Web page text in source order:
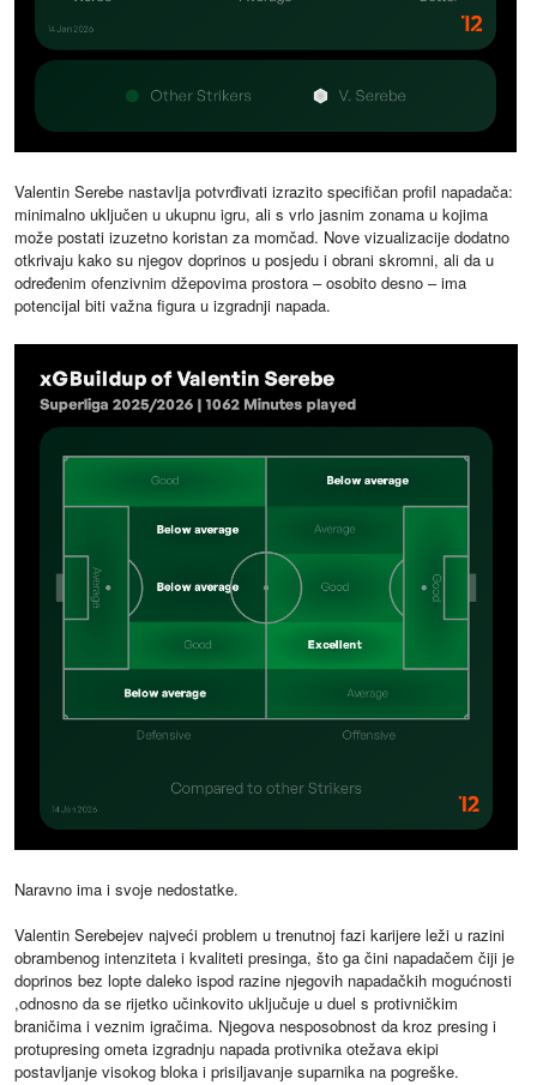
Valentin Serebe nastavlja potvrđivati izrazito specifičan profil napadača:
minimalno uključen u ukupnu igru, ali s vrlo jasnim zonama u kojima
može postati izuzetno koristan za momčad. Nove vizualizacije dodatno
otkrivaju kako su njegov doprinos u posjedu i obrani skromni, ali da u
određenim ofenzivnim džepovima prostora – osobito desno – ima
potencijal biti važna figura u izgradnji napada.
Naravno ima i svoje nedostatke.
Valentin Serebejev najveći problem u trenutnoj fazi karijere leži u razini
obrambenog intenziteta i kvaliteti presinga, što ga čini napadačem čiji je
doprinos bez lopte daleko ispod razine njegovih napadačkih mogućnosti
,odnosno da se rijetko učinkovito uključuje u duel s protivničkim
braničima i veznim igračima. Njegova nesposobnost da kroz presing i
protupresing ometa izgradnju napada protivnika otežava ekipi
postavljanje visokog bloka i prisiljavanje suparnika na pogreške.